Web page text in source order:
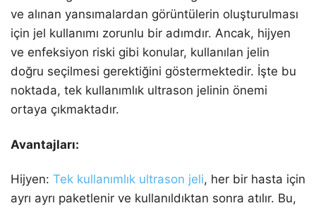
ve alınan yansımalardan görüntülerin oluşturulması
için jel kullanımı zorunlu bir adımdır. Ancak, hijyen
ve enfeksiyon riski gibi konular, kullanılan jelin
doğru seçilmesi gerektiğini göstermektedir. İşte bu
noktada, tek kullanımlık ultrason jelinin önemi
ortaya çıkmaktadır.
Avantajları:
Hijyen: Tek kullanımlık ultrason jeli, her bir hasta için
ayrı ayrı paketlenir ve kullanıldıktan sonra atılır. Bu,